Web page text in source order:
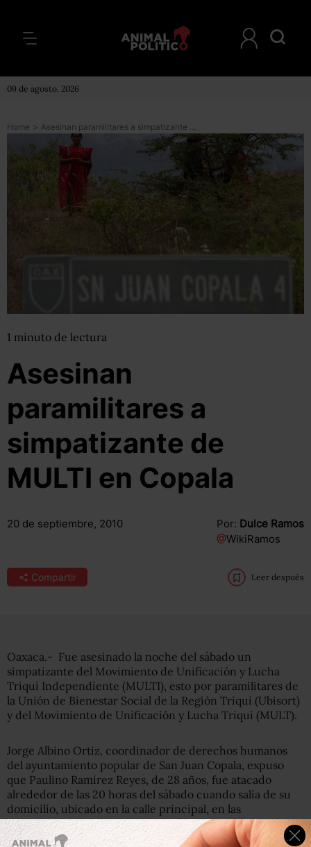
09 de agosto, 2026
Home > Asesinan paramilitares a simpatizante de MULTI en Copala
1 minuto de lectura
Asesinan
paramilitares a
simpatizante de
MULTI en Copala
20 de septiembre, 2010 Por: Dulce Ramos
@WikiRamos
Compartir Leer después
Oaxaca.- Fue asesinado la noche del sábado un
simpatizante del Movimiento de Unificación y Lucha
Triqui Independiente (MULTI), esto por paramilitares de
la Unión de Bienestar Social de la Región Triqui (Ubisort)
y del Movimiento de Unificación y Lucha Triqui (MULT).
Jorge Albino Ortiz, coordinador de derechos humanos
del ayuntamiento popular de San Juan Copala, expuso
que Paulino Ramírez Reyes, de 28 años, fue atacado
alrededor de las 20 horas del sábado cuando salía de su
domicilio, ubicado en la calle principal, en las
inmediaciones de una iglesia católica.